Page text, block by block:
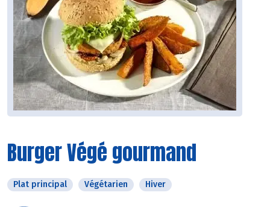
Burger Végé gourmand
Plat principal Végétarien Hiver